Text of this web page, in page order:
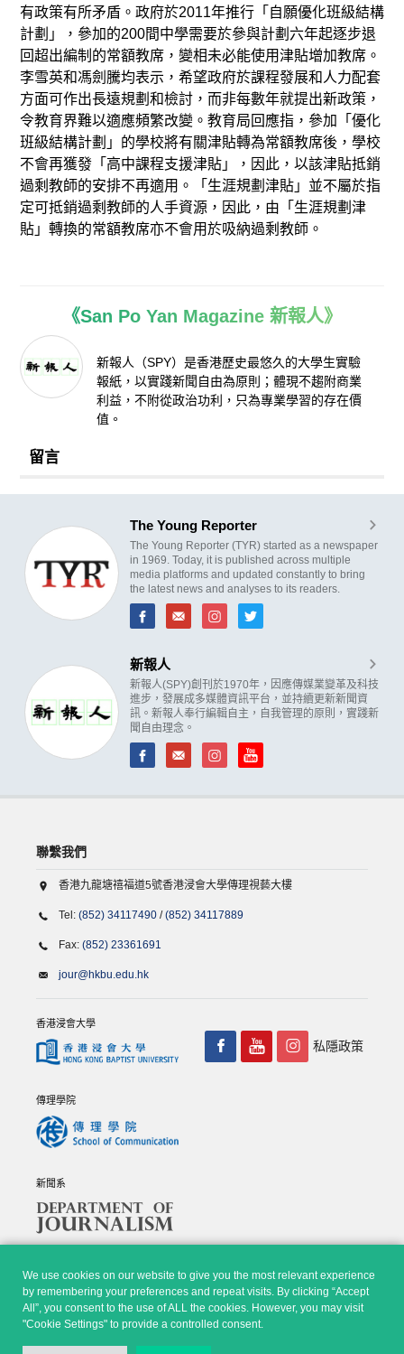
有政策有所矛盾。政府於2011年推行「自願優化班級結構
計劃」，參加的200間中學需要於參與計劃六年起逐步退
回超出編制的常額教席，變相未必能使用津貼增加教席。
李雪英和馮劍騰均表示，希望政府於課程發展和人力配套
方面可作出長遠規劃和檢討，而非每數年就提出新政策，
令教育界難以適應頻繁改變。教育局回應指，參加「優化
班級結構計劃」的學校將有關津貼轉為常額教席後，學校
不會再獲發「高中課程支援津貼」，因此，以該津貼抵銷
過剩教師的安排不再適用。「生涯規劃津貼」並不屬於指
定可抵銷過剩教師的人手資源，因此，由「生涯規劃津
貼」轉換的常額教席亦不會用於吸納過剩教師。
《San Po Yan Magazine 新報人》
新報人（SPY）是香港歷史最悠久的大學生實驗
報紙，以實踐新聞自由為原則；體現不趨附商業
利益，不附從政治功利，只為專業學習的存在價
值。
留言
The Young Reporter
The Young Reporter (TYR) started as a newspaper
in 1969. Today, it is published across multiple
media platforms and updated constantly to bring
the latest news and analyses to its readers.
新報人
新報人(SPY)創刊於1970年，因應傳媒業變革及科技
進步，發展成多媒體資訊平台，並持續更新新聞資
訊。新報人奉行編輯自主，自我管理的原則，實踐新
聞自由理念。
We use cookies on our website to give you the most relevant experience
by remembering your preferences and repeat visits. By clicking “Accept
All”, you consent to the use of ALL the cookies. However, you may visit
"Cookie Settings" to provide a controlled consent.
聯繫我們
香港九龍塘禧福道5號香港浸會大學傳理視藝大樓
Tel: (852) 34117490 /(852) 34117889
Fax: (852) 23361691
jour@hkbu.edu.hk
香港浸會大學
傳理學院
新聞系
私隱政策
© Copyright 2026 - 香港浸會大學傳理學院, 新聞系 |Privacy
Policy
|